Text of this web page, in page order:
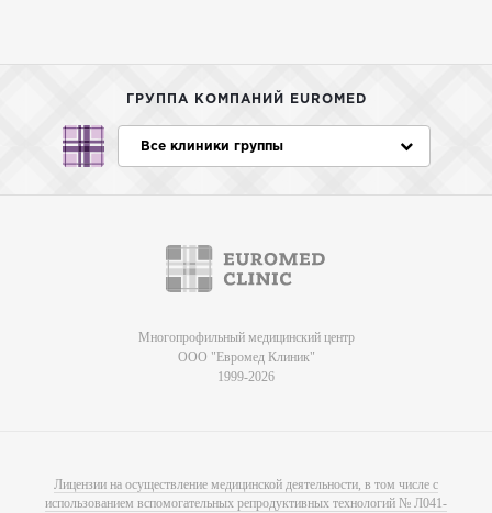
ГРУППА КОМПАНИЙ EUROMED
Все клиники группы
Многопрофильный медицинский центр
ООО "Евромед Клиник"
1999-2026
Лицензии на осуществление медицинской деятельности, в том числе с
использованием вспомогательных репродуктивных технологий № Л041-